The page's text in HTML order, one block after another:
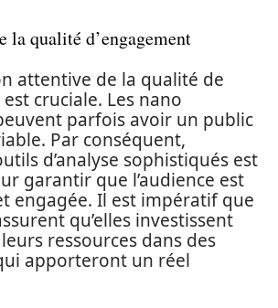
la qualité d’engagement
attentive de la qualité de
cruciale. Les nano
parfois avoir un public
Par conséquent,
d’analyse sophistiqués est
garantir que l’audience est
engagée. Il est impératif que
qu’elles investissent
ressources dans des
apporteront un réel